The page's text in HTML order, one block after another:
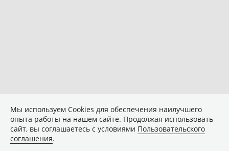
Мы используем Сookies для обеспечения наилучшего
опыта работы на нашем сайте. Продолжая использовать
сайт, вы соглашаетесь с условиями Пользовательского
соглашения.